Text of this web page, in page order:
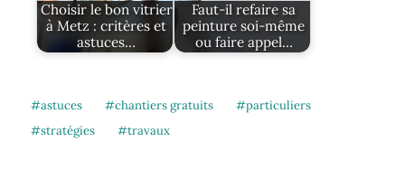
Choisir le bon vitrier
à Metz : critères et
astuces…
Faut-il refaire sa
peinture soi-même
ou faire appel…
astuces chantiers gratuits
particuliers
stratégies
travaux